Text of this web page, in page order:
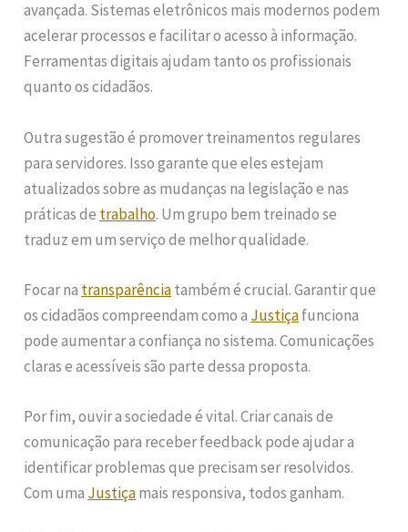
avançada. Sistemas eletrônicos mais modernos podem
acelerar processos e facilitar o acesso à informação.
Ferramentas digitais ajudam tanto os profissionais
quanto os cidadãos.
Outra sugestão é promover treinamentos regulares
para servidores. Isso garante que eles estejam
atualizados sobre as mudanças na legislação e nas
práticas de trabalho. Um grupo bem treinado se
traduz em um serviço de melhor qualidade.
Focar na transparênciatambém é crucial. Garantir que
os cidadãos compreendam como a Justiçafunciona
pode aumentar a confiança no sistema. Comunicações
claras e acessíveis são parte dessa proposta.
Por fim, ouvir a sociedade é vital. Criar canais de
comunicação para receber feedback pode ajudar a
identificar problemas que precisam ser resolvidos.
Com uma Justiçamais responsiva, todos ganham.